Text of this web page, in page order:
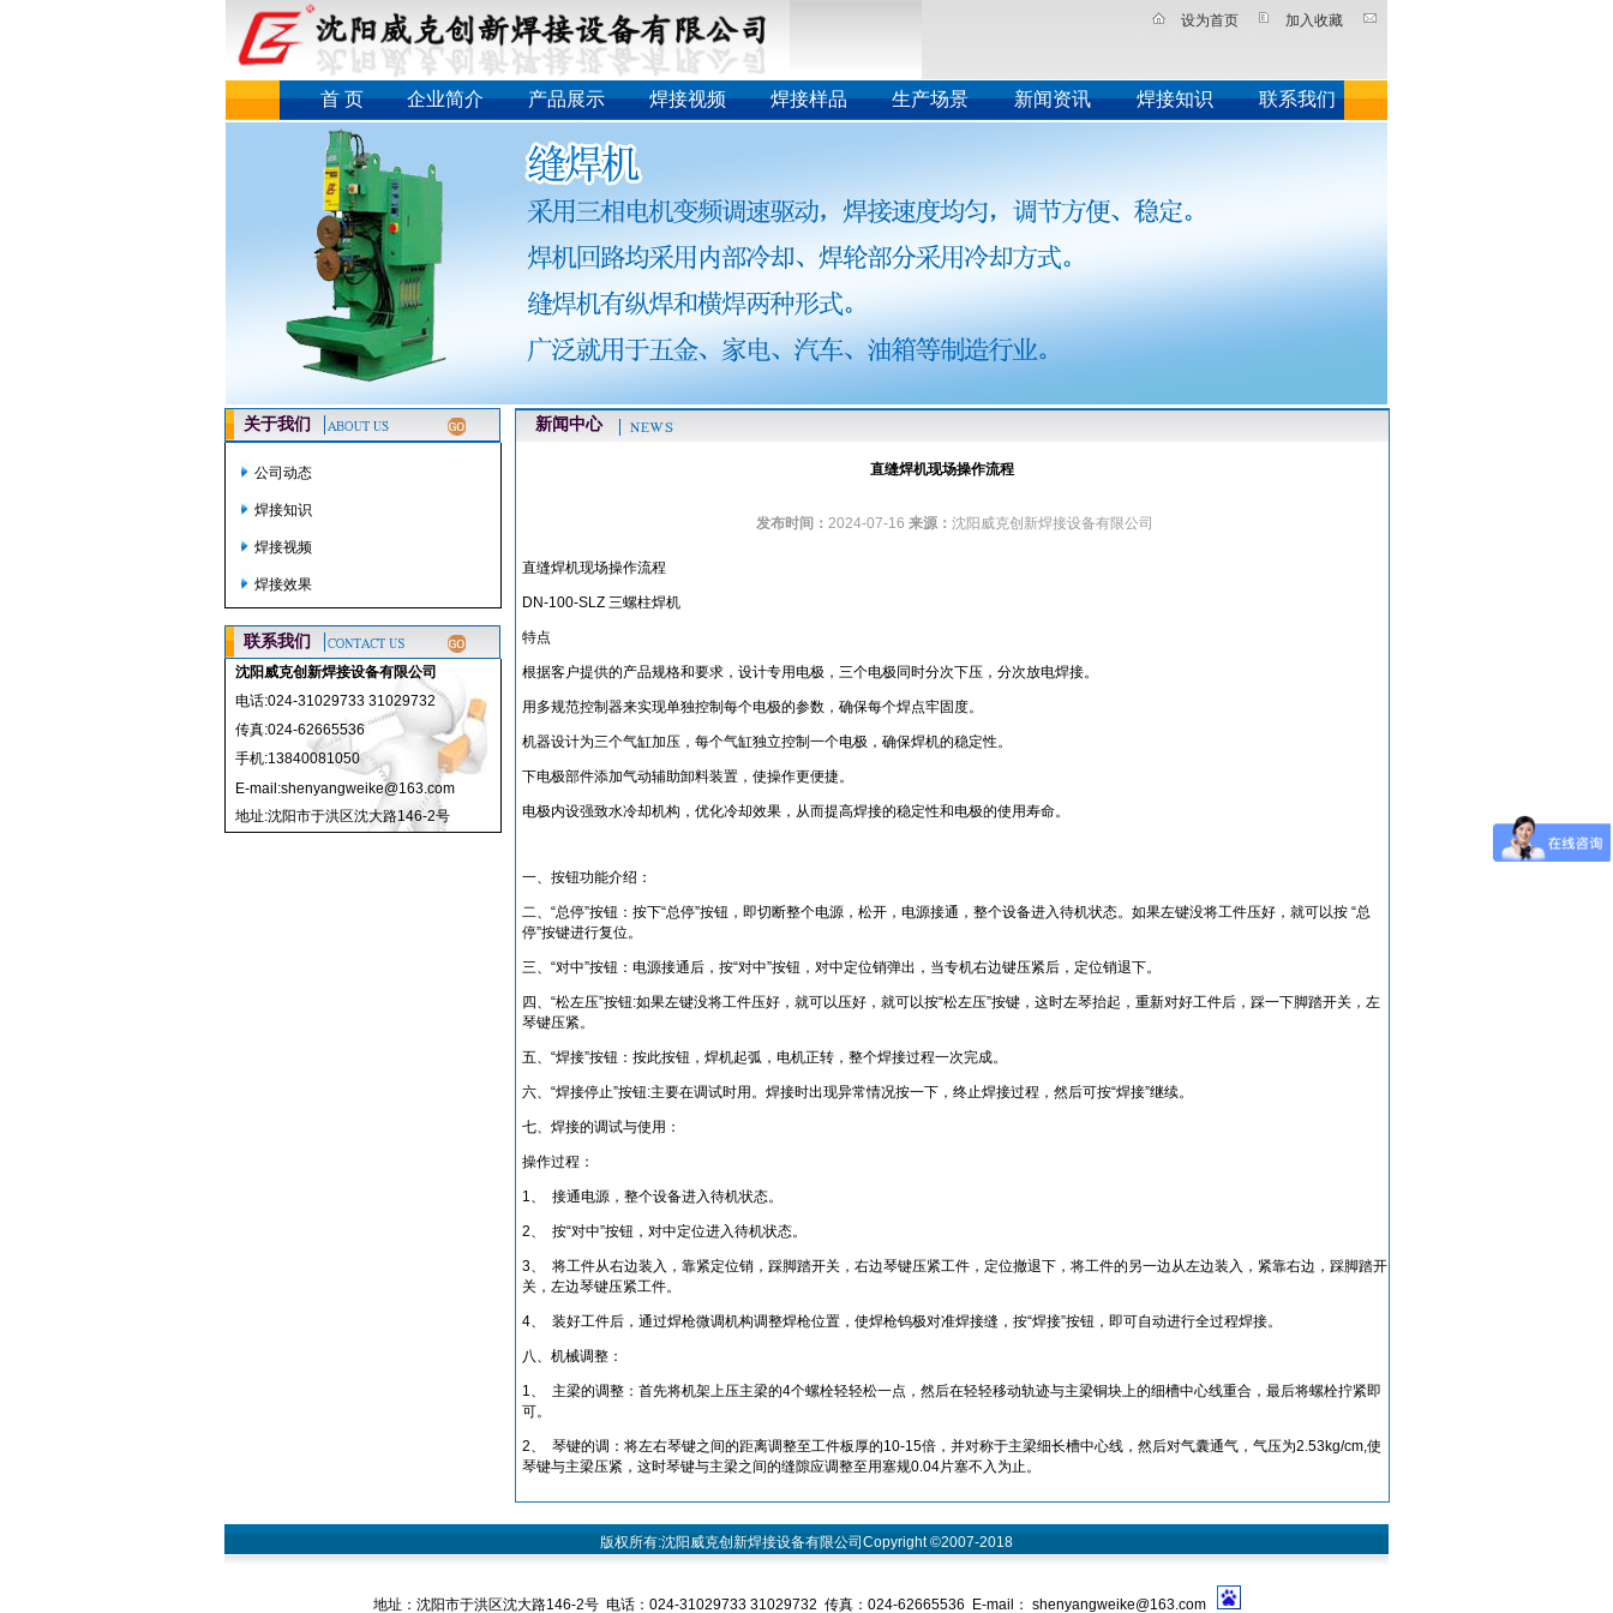
设为首页 加入收藏
首 页 企业简介 产品展示 焊接视频 焊接样品 生产场景 新闻资讯 焊接知识 联系我们
关于我们
公司动态
焊接知识
焊接视频
焊接效果
联系我们
沈阳威克创新焊接设备有限公司
电话:024-31029733 31029732
传真:024-62665536
手机:13840081050
E-mail:shenyangweike@163.com
地址:沈阳市于洪区沈大路146-2号
新闻中心
直缝焊机现场操作流程
发布时间： 2024-07-16 来源： 沈阳威克创新焊接设备有限公司
直缝焊机现场操作流程
DN-100-SLZ三螺柱焊机
特点
根据客户提供的产品规格和要求，设计专用电极，三个电极同时分次下压，分次放电焊接。
用多规范控制器来实现单独控制每个电极的参数，确保每个焊点牢固度。
机器设计为三个气缸加压，每个气缸独立控制一个电极，确保焊机的稳定性。
下电极部件添加气动辅助卸料装置，使操作更便捷。
电极内设强致水冷却机构，优化冷却效果，从而提高焊接的稳定性和电极的使用寿命。
一、按钮功能介绍：
二、“总停”按钮：按下“总停”按钮，即切断整个电源，松开，电源接通，整个设备进入待机状态。如果左键没将工件压好，就可以按 “总
停”按键进行复位。
三、“对中”按钮：电源接通后，按“对中”按钮，对中定位销弹出，当专机右边键压紧后，定位销退下。
四、“松左压”按钮:如果左键没将工件压好，就可以压好，就可以按“松左压”按键，这时左琴抬起，重新对好工件后，踩一下脚踏开关，左
琴键压紧。
五、“焊接”按钮：按此按钮，焊机起弧，电机正转，整个焊接过程一次完成。
六、“焊接停止”按钮:主要在调试时用。焊接时出现异常情况按一下，终止焊接过程，然后可按“焊接”继续。
七、焊接的调试与使用：
操作过程：
1、 接通电源，整个设备进入待机状态。
2、 按“对中”按钮，对中定位进入待机状态。
3、 将工件从右边装入，靠紧定位销，踩脚踏开关，右边琴键压紧工件，定位撤退下，将工件的另一边从左边装入，紧靠右边，踩脚踏开
关，左边琴键压紧工件。
4、 装好工件后，通过焊枪微调机构调整焊枪位置，使焊枪钨极对准焊接缝，按“焊接”按钮，即可自动进行全过程焊接。
八、机械调整：
1、 主梁的调整：首先将机架上压主梁的4个螺栓轻轻松一点，然后在轻轻移动轨迹与主梁铜块上的细槽中心线重合，最后将螺栓拧紧即
可。
2、 琴键的调：将左右琴键之间的距离调整至工件板厚的10-15倍，并对称于主梁细长槽中心线，然后对气囊通气，气压为2.53kg/cm,使
琴键与主梁压紧，这时琴键与主梁之间的缝隙应调整至用塞规0.04片塞不入为止。
版权所有:沈阳威克创新焊接设备有限公司Copyright ©2007-2018
地址：沈阳市于洪区沈大路146-2号 电话：024-31029733 31029732 传真：024-62665536 E-mail： shenyangweike@163.com